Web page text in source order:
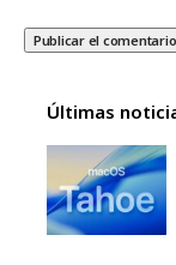
Últimas